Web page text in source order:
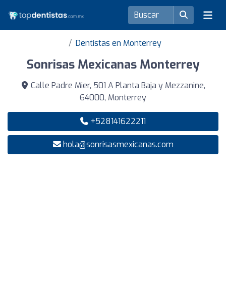
Dentistas en Monterrey
Sonrisas Mexicanas Monterrey
Calle Padre Mier, 501 A Planta Baja y Mezzanine,
64000, Monterrey
+528141622211
hola@sonrisasmexicanas.com